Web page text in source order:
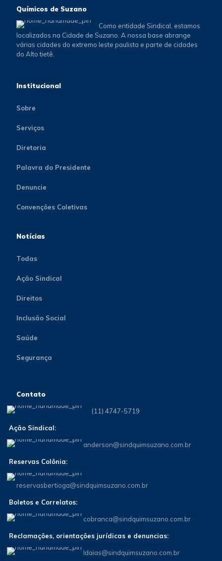
Químicos de Suzano
Como entidade Sindical, estamos
localizados na Cidade de Suzano. A nossa base abrange
várias cidades do extremo leste paulista e parte de cidades
do Alto tietê.
Institucional
Sobre
Serviços
Diretoria
Palavra do Presidente
Denuncie
Convenções Coletivas
Notícias
Todas
Ação Sindical
Direitos
Inclusão Social
Saúde
Segurança
Contato
(11) 4747-5719
Ação Sindical:
anderson@sindquimsuzano.com.br
Reservas Colônia:
reservasbertioga@sindquimsuzano.com.br
Boletos e Correlatos:
cobranca@sindquimsuzano.com.br
Reclamações, orientações jurídicas e denuncias:
Idaias@sindquimsuzano.com.br